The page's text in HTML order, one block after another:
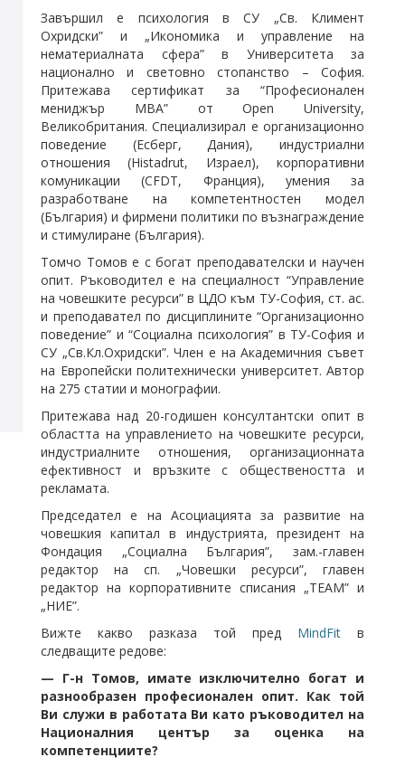
Завършил е психология в СУ „Св. Климент
Охридски” и „Икономика и управление на
нематериалната сфера” в Университета за
национално и световно стопанство – София.
Притежава сертификат за “Професионален
мениджър MBA” от Open University,
Великобритания. Специализирал е организационно
поведение (Есберг, Дания), индустриални
отношения (Histadrut, Израел), корпоративни
комуникации (CFDT, Франция), умения за
разработване на компетентностен модел
(България) и фирмени политики по възнаграждение
и стимулиране (България).
Томчо Томов е с богат преподавателски и научен
опит. Ръководител е на специалност “Управление
на човешките ресурси” в ЦДО към ТУ-София, ст. ас.
и преподавател по дисциплините “Организационно
поведение” и “Социална психология” в ТУ-София и
СУ „Св.Кл.Охридски”. Член е на Академичния съвет
на Европейски политехнически университет. Автор
на 275 статии и монографии.
Притежава над 20-годишен консултантски опит в
областта на управлението на човешките ресурси,
индустриалните отношения, организационната
ефективност и връзките с обществеността и
рекламата.
Председател е на Асоциацията за развитие на
човешкия капитал в индустрията, президент на
Фондация „Социална България”, зам.-главен
редактор на сп. „Човешки ресурси”, главен
редактор на корпоративните списания „ТЕАМ” и
„НИЕ”.
Вижте какво разказа той пред MindFit в
следващите редове:
⁠— Г-н Томов, имате изключително богат и
разнообразен професионален опит. Как той
Ви служи в работата Ви като ръководител на
Националния център за оценка на
компетенциите?